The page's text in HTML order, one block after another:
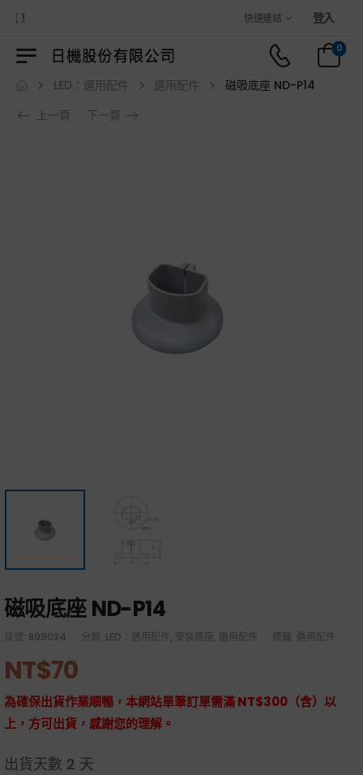
！ 快速連結 登入
0
LED：選用配件 選用配件
磁吸底座 ND-P14
上一頁
下一頁
磁吸底座 ND-P14
貨號: 899024 分類: LED：選用配件, 安裝底座, 選用配件 標籤: 選用配件
NT$70
為確保出貨作業順暢，本網站單筆訂單需滿 NT$300（含）以
上，方可出貨，感謝您的理解。
出貨天數 2 天